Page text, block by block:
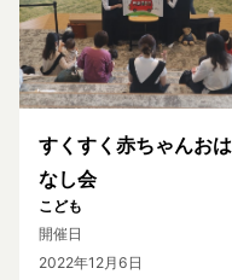
すくすく赤ちゃんおは
なし会
こども
開催日
2022年12月6日